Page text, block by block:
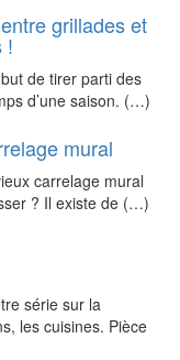
grillades et
!
de tirer parti des
d’une saison. (…)
mural
carrelage mural
? Il existe de (…)
série sur la
les cuisines. Pièce